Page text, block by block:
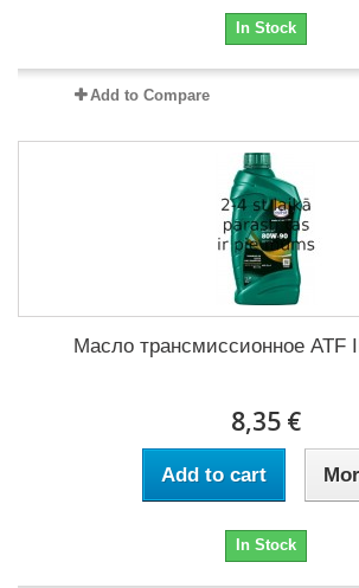
In Stock
Add to Compare
Масло трансмиссионное ATF
8,35 €
Add to cart
In Stock